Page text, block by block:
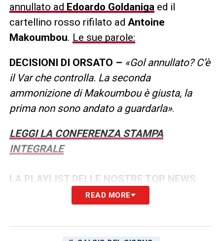
annullato ad Edoardo Goldaniga ed il
cartellino rosso rifilato ad Antoine
Makoumbou. Le sue parole:
DECISIONI DI ORSATO – «Gol annullato? C’è
il Var che controlla. La seconda
ammonizione di Makoumbou è giusta, la
prima non sono andato a guardarla».
LEGGI LA CONFERENZA STAMPA
INTEGRALE
LA PLAYLIST DELLE NOSTRE TOP NEWS
READ MORE